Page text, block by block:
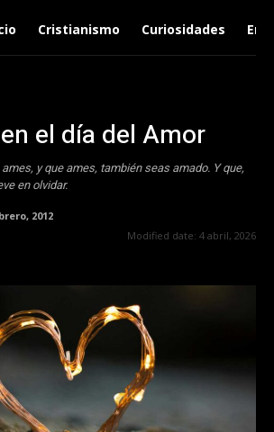
Cristianismo Curiosidades
el día del Amor
y que ames, también seas amado. Y que,
en olvidar.
2012
Modified date: 4 abril, 2026